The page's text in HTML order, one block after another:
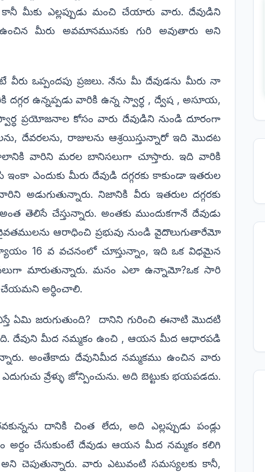
మీకు ఎల్లప్పుడు మంచి చేయారు వారు. దేవుడిని
మీరు అవమానమునకు గురి అవుతారు అని
వీరు ఒప్పందపు ప్రజలు. నేను మీ దేవుడను మీరు నా
దగ్గర ఉన్నప్పడు వారికి ఉన్న స్వార్ధ , ద్వేష , అసూయ,
ప్రయోజనాల కోసం వారు దేవుడిని నుండి దూరంగా
దేవరలను, రాజులను ఆశ్రయిస్తున్నారో ఇది మొదట
వారిని మరల బానిసలుగా చూస్తారు. ఇది వారికి
ఎందుకు మీరు దేవుడి దగ్గరకు కాకుండా ఇతరుల
అడుగుతున్నారు. నిజానికి వీరు ఇతరుల దగ్గరకు
చేస్తున్నారు. అంతకు ముందుకగానే దేవుడు
ఆరాధించి ప్రభువు నుండి వైదొలుగుతారేమో
16 వ వచనంలో చూస్తున్నాం, ఇది ఒక విధమైన
మారుతున్నారు. మనం ఎలా ఉన్నామో?ఒక సారి
అర్ధించాలి.
ఏమి జరుగుతుంది? దానిని గురించి ఈనాటి మొదటి
దేవుని మీద నమ్మకం ఉంచి , ఆయన మీద ఆధారపడి
అంతేకాదు దేవునిమీద నమ్మకము ఉంచిన వారు
వ్రేళ్ళు జోన్పించును. అది బెట్టుకు భయపడదు.
దానికి చింత లేదు, అది ఎల్లప్పుడు పండ్లు
చేసుకుంటే దేవుడు ఆయన మీద నమ్మకం కలిగి
చెపుతున్నారు. వారు ఎటువంటి సమస్యలకు కానీ,